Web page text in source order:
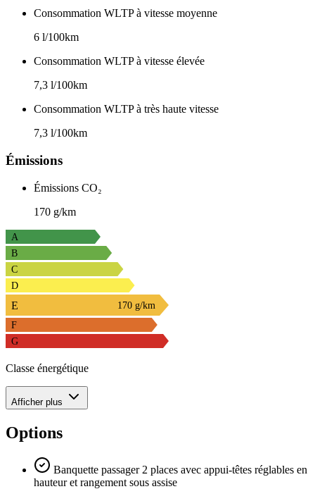
Consommation WLTP à vitesse moyenne
6 l/100km
Consommation WLTP à vitesse élevée
7,3 l/100km
Consommation WLTP à très haute vitesse
7,3 l/100km
Émissions
Émissions CO₂
170 g/km
A
B
C
D
E
170 g/km
F
G
Classe énergétique
Afficher plus
Options
Banquette passager 2 places avec appui-têtes réglables en
hauteur et rangement sous assise